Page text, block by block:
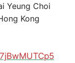
Yeung Choi
Kong